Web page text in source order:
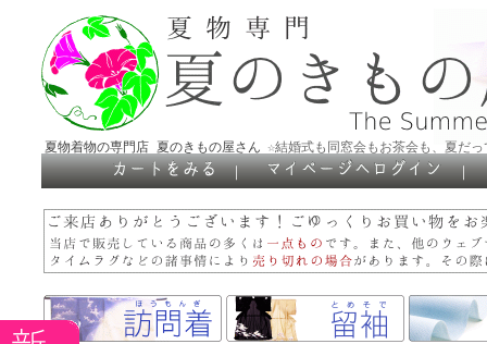
夏物着物の専門店 夏のきもの屋さん ☆結婚式も同窓会もお茶会も、夏だ
｜ ｜